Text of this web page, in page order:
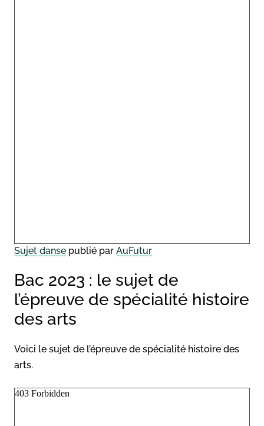
Sujet danse publié par AuFutur
Bac 2023 : le sujet de
l’épreuve de spécialité histoire
des arts
Voici le sujet de l’épreuve de spécialité histoire des
arts.